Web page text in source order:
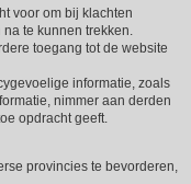
voor om bij klachten
te kunnen trekken.
toegang tot de website
informatie, zoals
nimmer aan derden
opdracht geeft.
provincies te bevorderen,